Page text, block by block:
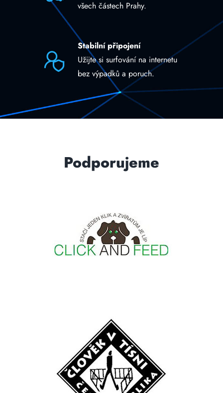
všech částech Prahy.
Stabilní připojení
Užijte si surfování na internetu
bez výpadků a poruch.
Podporujeme